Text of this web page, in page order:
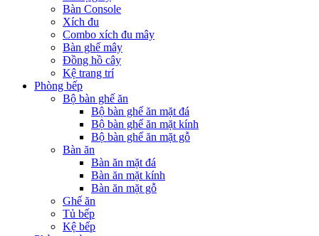
Bàn Console
Xích đu
Combo xích đu mây
Bàn ghế mây
Đồng hồ cây
Kệ trang trí
Phòng bếp
Bộ bàn ghế ăn
Bộ bàn ghế ăn mặt đá
Bộ bàn ghế ăn mặt kính
Bộ bàn ghế ăn mặt gỗ
Bàn ăn
Bàn ăn mặt đá
Bàn ăn mặt kính
Bàn ăn mặt gỗ
Ghế ăn
Tủ bếp
Kệ bếp